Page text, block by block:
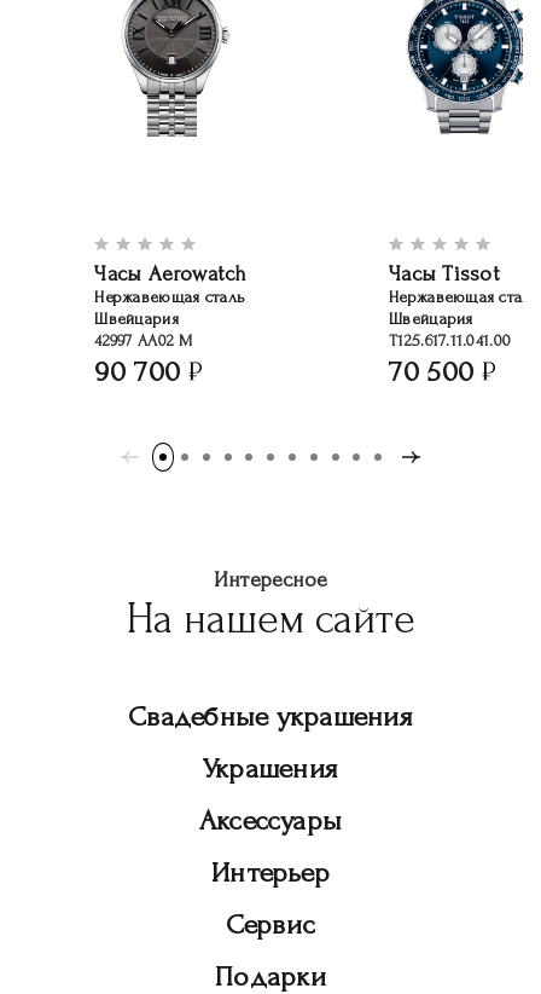
Часы Aerowatch
Нержавеющая сталь
Швейцария
42997 AA02 M
90 700
Часы Tissot
Нержавеющая сталь
Швейцария
T125.617.11.041.00
70 500
Интересное
На нашем сайте
Свадебные украшения
Украшения
Аксессуары
Интерьер
Сервис
Подарки